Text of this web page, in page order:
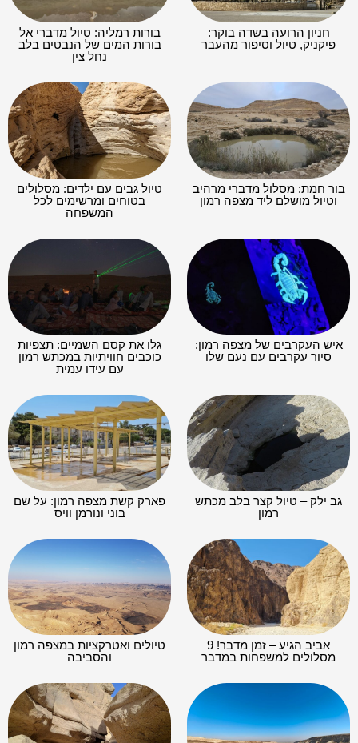
חניון הרועה בשדה בוקר:
פיקניק, טיול וסיפור מהעבר
בורות רמליה: טיול מדברי אל
בורות המים של הנבטים בלב
נחל צין
בור חמת: מסלול מדברי מרהיב
וטיול מושלם ליד מצפה רמון
טיול גבים עם ילדים: מסלולים
בטוחים ומרשימים לכל
המשפחה
איש העקרבים של מצפה רמון:
סיור עקרבים עם נעם שלו
גלו את קסם השמיים: תצפיות
כוכבים חוויתיות במכתש רמון
עם עידו עמית
גב ילק – טיול קצר בלב מכתש
רמון
פארק קשת מצפה רמון: על שם
בוני ונורמן וויס
אביב הגיע – זמן מדבר! 9
מסלולים למשפחות במדבר
טיולים ואטרקציות במצפה רמון
והסביבה